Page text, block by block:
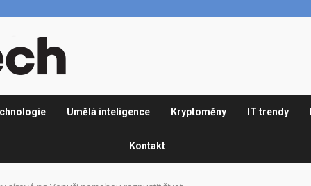
Umělá inteligence Kryptoměny IT trendy
Kontakt